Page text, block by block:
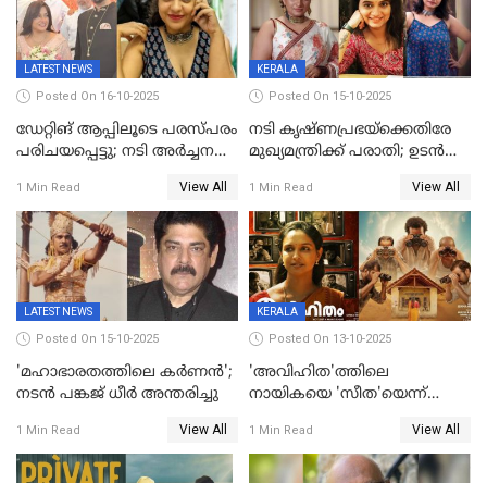
LATEST NEWS
Posted On 16-10-2025
ഡേറ്റിങ് ആപ്പിലൂടെ പരസ്പരം
പരിചയപ്പെട്ടു; നടി അർച്ചന
1 Min Read View All
KERALA
Posted On 15-10-2025
നടി കൃഷ്ണപ്രഭയ്‌ക്കെതിരേ
മുഖ്യമന്ത്രിക്ക് പരാതി; ഉടൻ
പരാതിയിൽ
1 Min Read View All
LATEST NEWS
Posted On 15-10-2025
'മഹാഭാരതത്തിലെ കർണന്‍';
നടൻ പങ്കജ് ധീർ അന്തരിച്ചു
1 Min Read View All
KERALA
Posted On 13-10-2025
'അവിഹിത'ത്തിലെ
നായികയെ 'സീത'യെന്ന്
ബോർഡ്
1 Min Read View All